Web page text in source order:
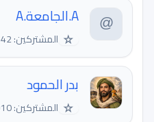
A.الجامعة.A
☆ المشتركين: 25,542
بدر الحمود
☆ المشتركين: 5,910